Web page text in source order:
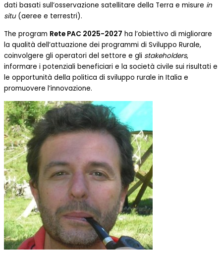
dati basati sull’osservazione satellitare della Terra e misure in
situ(aeree e terrestri).
The program Rete PAC 2025-2027 ha l’obiettivo di migliorare
la qualità dell’attuazione dei programmi di Sviluppo Rurale,
coinvolgere gli operatori del settore e gli stakeholders,
informare i potenziali beneficiari e la società civile sui risultati e
le opportunità della politica di sviluppo rurale in Italia e
promuovere l’innovazione.